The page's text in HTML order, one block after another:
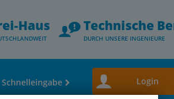
Haus Technische
DURCH UNSERE INGENIEURE
Schnelleingabe Login